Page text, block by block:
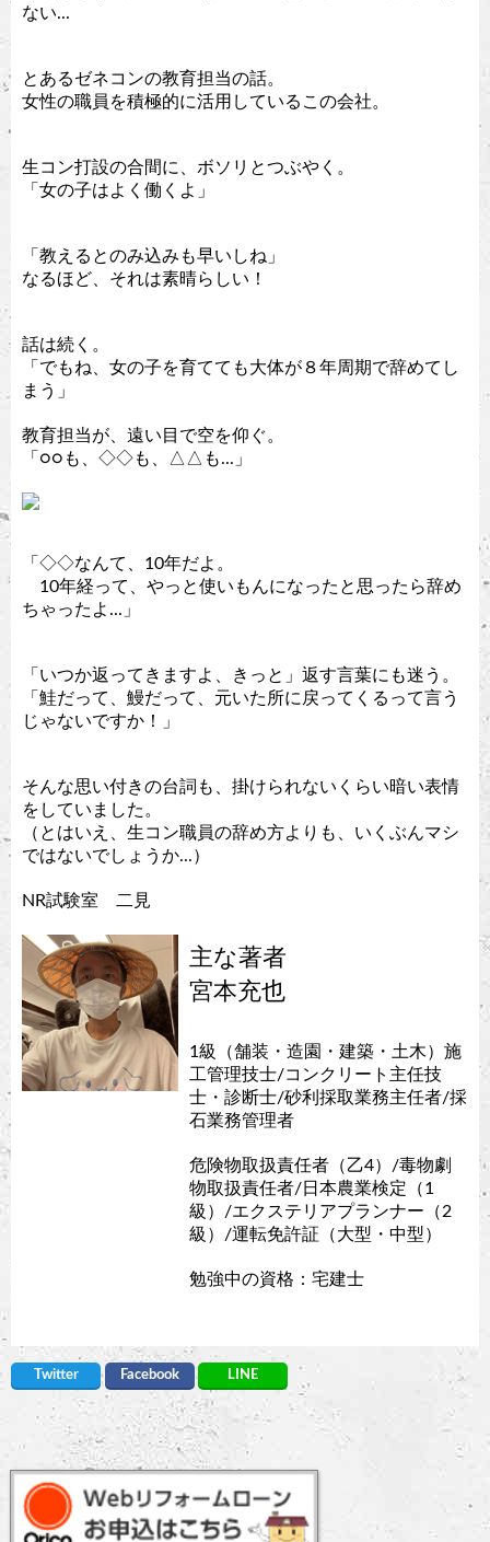
ない...
とあるゼネコンの教育担当の話。
女性の職員を積極的に活用しているこの会社。
生コン打設の合間に、ボソリとつぶやく。
「女の子はよく働くよ」
「教えるとのみ込みも早いしね」
なるほど、それは素晴らしい！
話は続く。
「でもね、女の子を育てても大体が８年周期で辞めてし
まう」
教育担当が、遠い目で空を仰ぐ。
「○○も、◇◇も、△△も...」
「◇◇なんて、10年だよ。
10年経って、やっと使いもんになったと思ったら辞め
ちゃったよ...」
「いつか返ってきますよ、きっと」返す言葉にも迷う。
「鮭だって、鰻だって、元いた所に戻ってくるって言う
じゃないですか！」
そんな思い付きの台詞も、掛けられないくらい暗い表情
をしていました。
（とはいえ、生コン職員の辞め方よりも、いくぶんマシ
ではないでしょうか...）
NR試験室 二見
主な著者
宮本充也
1級（舗装・造園・建築・土木）施
工管理技士/コンクリート主任技
士・診断士/砂利採取業務主任者/採
石業務管理者
危険物取扱責任者（乙4）/毒物劇
物取扱責任者/日本農業検定（1
級）/エクステリアプランナー（2
級）/運転免許証（大型・中型）
勉強中の資格：宅建士
Twitter Facebook LINE